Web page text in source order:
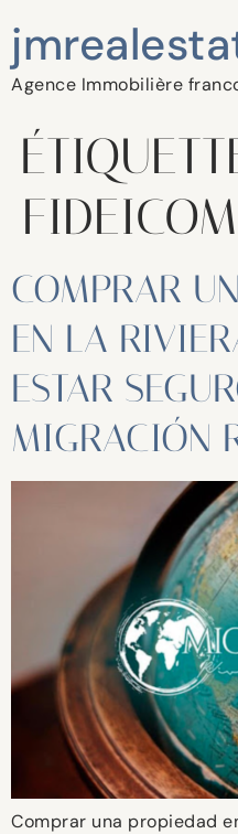
Agence Immobilière
COMPRAR
EN LA
ESTAR
MIGRACIÓN
Comprar una propiedad